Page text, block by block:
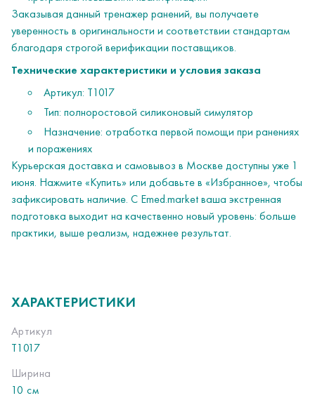
Заказывая данный тренажер ранений, вы получаете
уверенность в оригинальности и соответствии стандартам
благодаря строгой верификации поставщиков.
Технические характеристики и условия заказа
Артикул: Т1017
Тип: полноростовой силиконовый симулятор
Назначение: отработка первой помощи при ранениях
и поражениях
Курьерская доставка и самовывоз в Москве доступны уже 1
июня. Нажмите «Купить» или добавьте в «Избранное», чтобы
зафиксировать наличие. С Emed.market ваша экстренная
подготовка выходит на качественно новый уровень: больше
практики, выше реализм, надежнее результат.
ХАРАКТЕРИСТИКИ
Артикул
Т1017
Ширина
10 см